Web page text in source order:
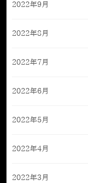
2022年9月
2022年8月
2022年7月
2022年6月
2022年5月
2022年4月
2022年3月